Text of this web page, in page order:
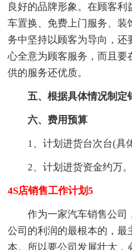
良好的品牌形象。在顾客
车置换、免费上门服务、装
务中坚持以顾客为导向，还
心全意为顾客服务，而且要
供的服务还优质。
五、根据具体情况制定
六、费用预算
1、计划进货台次台(具
2、计划进货资金约万。
4S店销售工作计划5
作为一家汽车销售公司
公司的利润的最根本的，
本。所以要公司发展壮大，